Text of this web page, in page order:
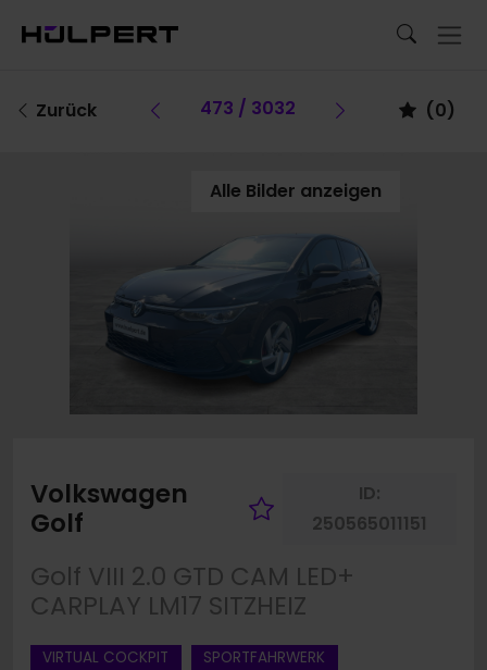
Zurück Vorheriges Fahrzeug
473 / 3032 Vorheriges
(0)
Alle Bilder anzeigen
Volkswagen
Golf
Fahrzeug
ID:
250565011151
Golf VIII 2.0 GTD CAM LED+
CARPLAY LM17 SITZHEIZ
VIRTUAL COCKPIT
SPORTFAHRWERK